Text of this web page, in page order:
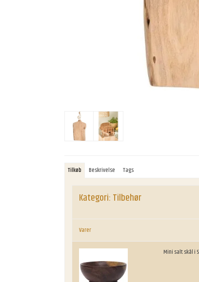
Tilkøb Beskrivelse Tags
Kategori: Tilbehør
Varer
Mini salt skål i